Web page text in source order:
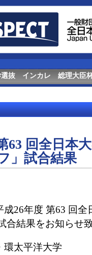
抜 インカレ 総理大臣
63 回全日本
」試合結果
26年度 第63 回
合結果をお知らせ
環太平洋大学